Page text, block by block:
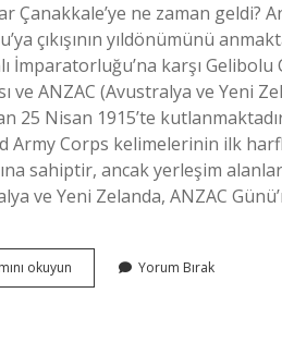
Çanakkale’ye ne zaman geldi?
çıkışının yıldönümünü
İmparatorluğu’na karşı Gelibolu
ve ANZAC (Avustralya ve Yeni
25 Nisan 1915’te
Army Corps kelimelerinin ilk
sahiptir, ancak yerleşim
ve Yeni Zelanda, ANZAC
okuyun Anzaklar
Çanakkaleye
Yorum Bırak